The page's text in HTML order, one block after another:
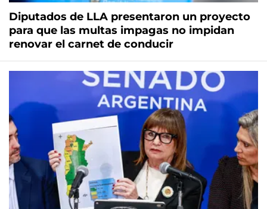
Diputados de LLA presentaron un proyecto
para que las multas impagas no impidan
renovar el carnet de conducir